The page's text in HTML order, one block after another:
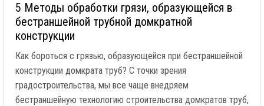
5 Методы обработки грязи, образующейся в
бестраншейной трубной домкратной
конструкции
Как бороться с грязью, образующейся при бестраншейной
конструкции домкрата труб? С точки зрения
градостроительства, мы все чаще внедряем
бестраншейную технологию строительства домкратов труб,